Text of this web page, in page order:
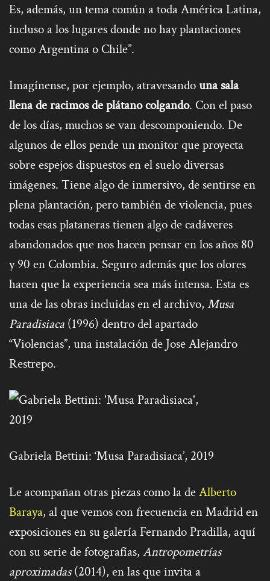
Es, además, un tema común a toda América Latina,
incluso a los lugares donde no hay plantaciones
como Argentina o Chile”.
Imagínense, por ejemplo, atravesandouna sala
llena de racimos de plátano colgando. Con el paso
de los días, muchos se van descomponiendo. De
algunos de ellos pende un monitor que proyecta
sobre espejos dispuestos en el suelo diversas
imágenes. Tiene algo de inmersivo, de sentirse en
plena plantación, pero también de violencia, pues
todas esas plataneras tienen algo de cadáveres
abandonados que nos hacen pensar en los años 80
y 90 en Colombia. Seguro además que los olores
hacen que la experiencia sea más intensa. Esta es
una de las obras incluidas en el archivo, Musa
Paradisiaca (1996) dentro del apartado
“Violencias”, una instalación de Jose Alejandro
Restrepo.
Gabriela Bettini: ‘Musa Paradisiaca’, 2019
Le acompañan otras piezas como la deAlberto
Baraya, al que vemos con frecuencia en Madrid en
exposiciones en su galería Fernando Pradilla, aquí
con su serie de fotografías, Antropometrías
aproximadas(2014), en las que invita a